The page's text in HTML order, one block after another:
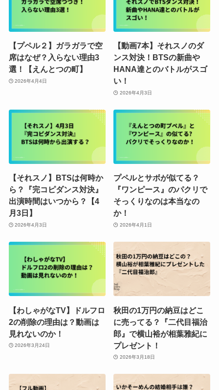
【プペル２】ガラガラで空
席はなぜ？入らない理由3
選！【えんとつの町】
2026年4月4日
【動画7本】それスノのダ
ンス対決！BTSの新曲や
HANA達とのバトルがスゴ
い！
2026年4月3日
【それスノ】BTSは何時か
ら？『完コピダンス対決』
出演時間はいつから？【4
月3日】
2026年4月3日
プペルとサボが似てる？
『ワンピース』のパクリで
そっくりなのは本当なの
か！
2026年4月1日
【わしゃがなTV】ドルフロ
2の削除の理由は？動画は
見れないのか！
2026年3月24日
秋田の1万円の納豆はどこ
に売ってる？『二代目福治
郎』で横山裕が相葉雅紀に
プレゼント！
2026年3月18日